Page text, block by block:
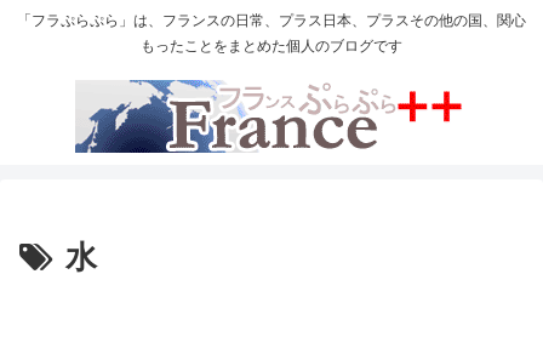
「フラぷらぷら」は、フランスの日常、プラス日本、プラスその他の国、関心
もったことをまとめた個人のブログです
水